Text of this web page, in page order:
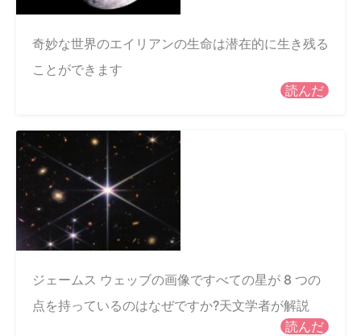
奇妙な世界のエイリアンの生命は潜在的に生き残る
ことができます
読んだ
ジェームス ウェッブの画像ですべての星が 8 つの
点を持っているのはなぜですか?天文学者が解説
読んだ